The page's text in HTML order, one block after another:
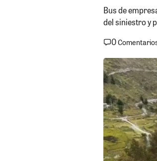
Bus de
del siniestro y
0